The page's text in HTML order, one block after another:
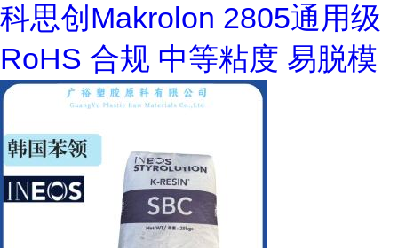
科思创Makrolon 2805通用级
RoHS 合规 中等粘度 易脱模